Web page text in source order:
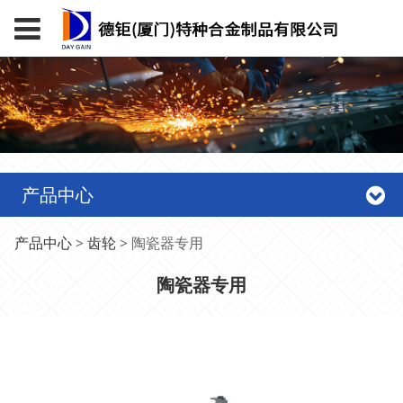
产品中心
陶瓷器专用
产品中心> 齿轮> 陶瓷器专用
陶瓷器专用